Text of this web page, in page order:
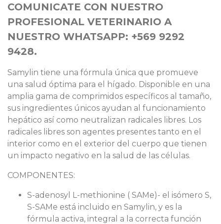
COMUNICATE CON NUESTRO
PROFESIONAL VETERINARIO A
NUESTRO WHATSAPP: +569 9292
9428.
Samylin tiene una fórmula única que promueve
una salud óptima para el hígado. Disponible en una
amplia gama de comprimidos específicos al tamaño,
sus ingredientes únicos ayudan al funcionamiento
hepático así como neutralizan radicales libres. Los
radicales libres son agentes presentes tanto en el
interior como en el exterior del cuerpo que tienen
un impacto negativo en la salud de las células.
COMPONENTES:
S-adenosyl L-methionine ( SAMe)- el isómero S,
S-SAMe está incluido en Samylin, y es la
fórmula activa, integral a la correcta función